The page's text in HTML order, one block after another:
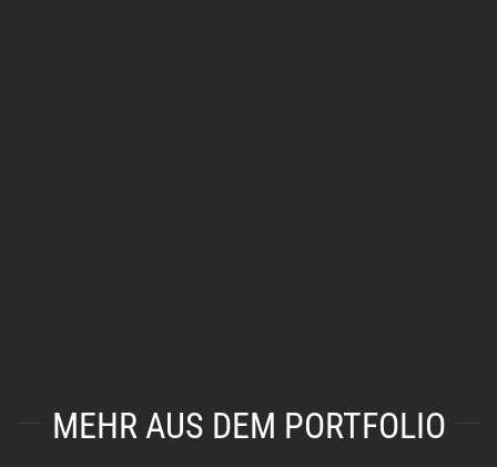
MEHR AUS DEM PORTFOLIO